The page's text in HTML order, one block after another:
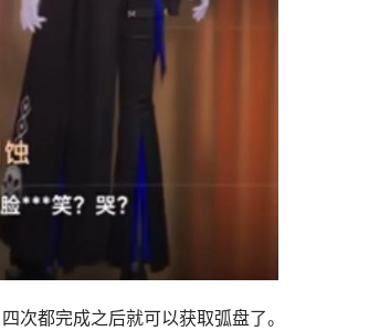
次都完成之后就可以获取弧盘了。